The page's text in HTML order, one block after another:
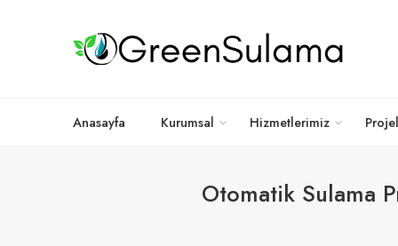
Anasayfa Kurumsal Hizmetlerimiz
Otomatik Sulama